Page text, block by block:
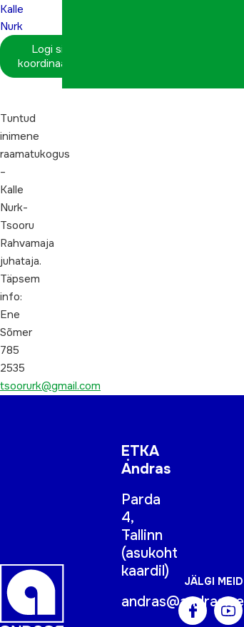
Kalle
Nurk
Logi sisse
koordinaatorina
Tuntud
inimene
raamatukogus
–
Kalle
Nurk-
Tsooru
Rahvamaja
juhataja.
Täpsem
info:
Ene
Sõmer
785
2535
tsoorurk@gmail.com
ETKA
Andras
Parda
4,
Tallinn
(asukoht
kaardil)
andras@andras.ee
JÄLGI MEID